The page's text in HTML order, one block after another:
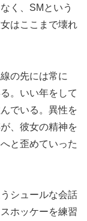
く、SMという
はここまで壊れ
の先には常に
。いい年をして
でいる。異性を
、彼女の精神を
と歪めていった
シュールな会話
ホッケーを練習